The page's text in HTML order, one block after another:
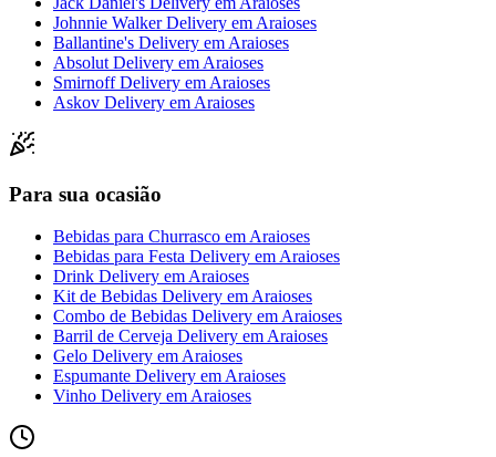
Johnnie Walker Delivery em Araioses
Ballantine's Delivery em Araioses
Absolut Delivery em Araioses
Smirnoff Delivery em Araioses
Askov Delivery em Araioses
Para sua ocasião
Bebidas para Churrasco emAraioses
Bebidas para Festa Delivery emAraioses
Drink Delivery emAraioses
Kit de Bebidas Delivery emAraioses
Combo de Bebidas Delivery emAraioses
Barril de Cerveja Delivery emAraioses
Gelo Delivery emAraioses
Espumante Delivery emAraioses
Vinho Delivery emAraioses